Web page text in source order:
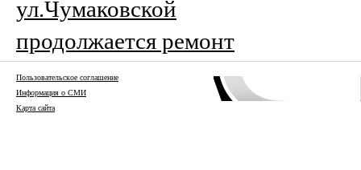
ул.Чумаковской
продолжается ремонт
Пользовательское соглашение
Информация о СМИ
Карта сайта